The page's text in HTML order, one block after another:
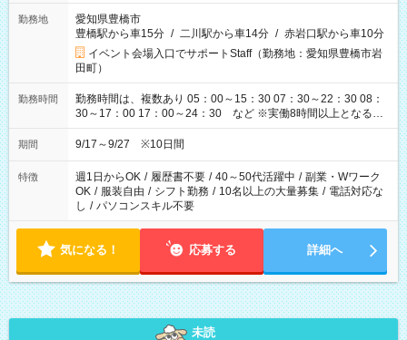
勤務地
愛知県豊橋市
豊橋駅から車15分 / 二川駅から車14分 / 赤岩口駅から車10分
イベント会場入口でサポートStaff（勤務地：愛知県豊橋市岩
田町）
勤務時間
勤務時間は、複数あり 05：00～15：30 07：30～22：30 08：
30～17：00 17：00～24：30 など ※実働8時間以上となる勤
務もあります。 【休憩】60分+他休憩あり 交替で取得します。
安全面に配慮しこまめな休憩があります。
期間 9/17～9/27 ※10日間
特徴 週1日からOK / 履歴書不要 / 40～50代活躍中 / 副業・Wワーク
OK / 服装自由 / シフト勤務 / 10名以上の大量募集 / 電話対応な
し / パソコンスキル不要
気になる！ 応募する 詳細へ
未読